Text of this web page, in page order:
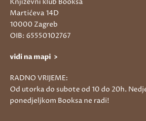
Martićeva 14D
10000 Zagreb
OIB: 65550102767
vidi na mapi >
RADNO VRIJEME:
Od utorka do subote od 10 do 20h.
ponedjeljkom Booksa ne radi!